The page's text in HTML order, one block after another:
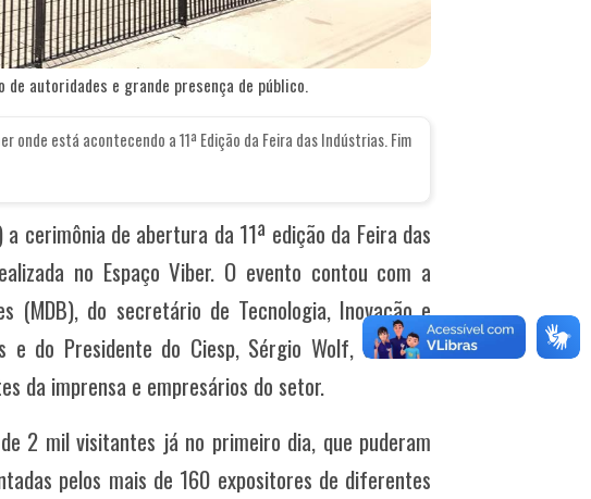
autoridades e grande presença de público.
onde está acontecendo a 11ª Edição da Feira das Indústrias. Fim
de abertura da 11ª edição da Feira das
no Espaço Viber. O evento contou com a
(MDB), do secretário de Tecnologia, Inovação e
e do Presidente do Ciesp, Sérgio Wolf, além de
da imprensa e empresários do setor.
2 mil visitantes já no primeiro dia, que puderam
pelos mais de 160 expositores de diferentes